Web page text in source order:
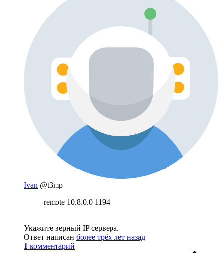
Ivan @t3mp
remote 10.8.0.0 1194
Укажите верный IP сервера.
Ответ написан более трёх лет назад
1 комментарий